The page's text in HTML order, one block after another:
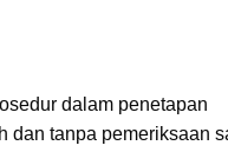
dalam penetapan
dan tanpa pemeriksaan